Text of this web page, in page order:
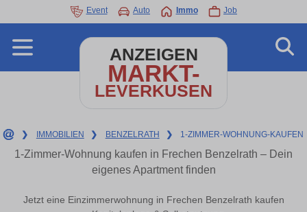
Event Auto Immo Job
ANZEIGEN
MARKT-
LEVERKUSEN
❯ IMMOBILIEN ❯ BENZELRATH ❯ 1-ZIMMER-WOHNUNG-KAUFEN
1-Zimmer-Wohnung kaufen in Frechen Benzelrath – Dein
eigenes Apartment finden
Jetzt eine Einzimmerwohnung in Frechen Benzelrath kaufen